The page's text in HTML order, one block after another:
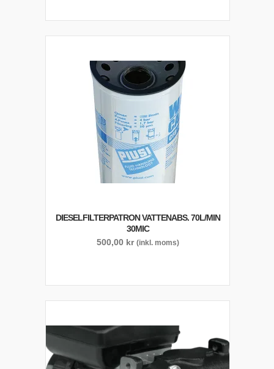
DIESELFILTERPATRON VATTENABS. 70L/MIN
30MIC
500,00 kr (inkl. moms)